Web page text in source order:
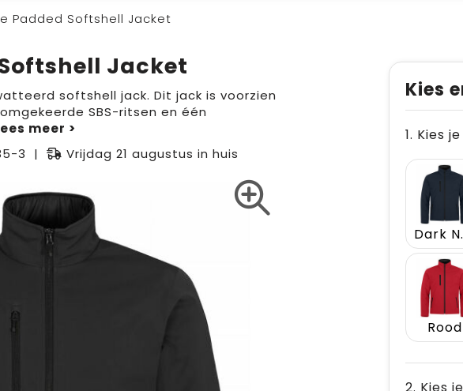
Padded Softshell Jacket
Jacket
softshell jack. Dit jack is voorzien
SBS-ritsen en één
3 Vrijdag 21 augustus in huis
Kies
1. Kies
Rood